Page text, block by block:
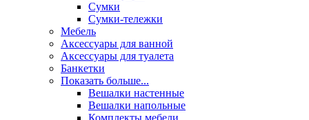
Сумки
Сумки-тележки
Мебель
Аксессуары для ванной
Аксессуары для туалета
Банкетки
Показать больше...
Вешалки настенные
Вешалки напольные
Комплекты мебели